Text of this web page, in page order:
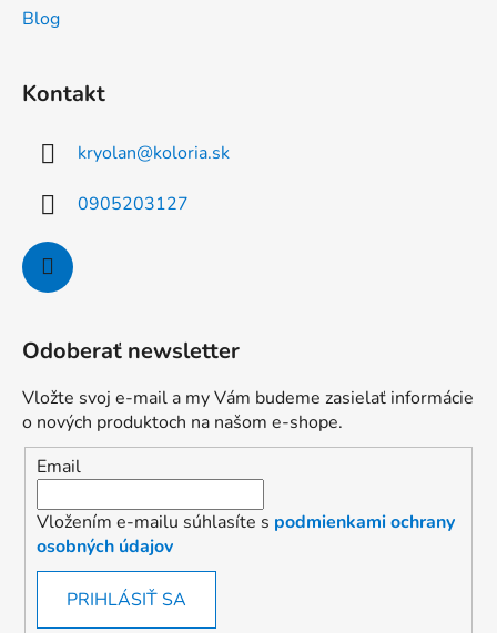
Blog
Kontakt
kryolan@koloria.sk
0905203127
Odoberať newsletter
Vložte svoj e-mail a my Vám budeme zasielať informácie
o nových produktoch na našom e-shope.
Email
Vložením e-mailu súhlasíte s podmienkami ochrany
osobných údajov
PRIHLÁSIŤ SA